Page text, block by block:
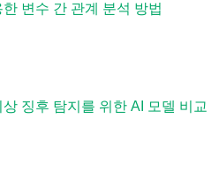
변수 간 관계 분석 방법
징후 탐지를 위한 AI 모델 비교